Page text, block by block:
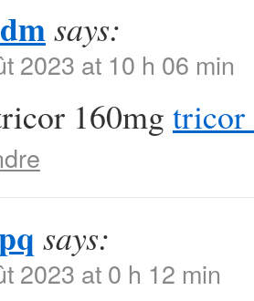
says:
2023 at 10 h 06 min
160mg tricor
says:
2023 at 0 h 12 min